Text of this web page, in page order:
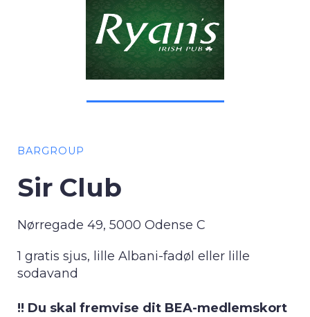
BARGROUP
Sir Club
Nørregade 49, 5000 Odense C
1 gratis sjus, lille Albani-fadøl eller lille
sodavand
!! Du skal fremvise dit BEA-medlemskort